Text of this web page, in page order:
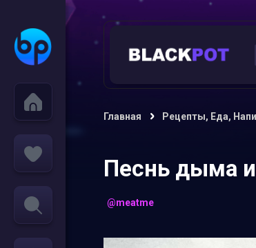
Главная Рецепты, Еда,
Песнь дыма и
@meatme